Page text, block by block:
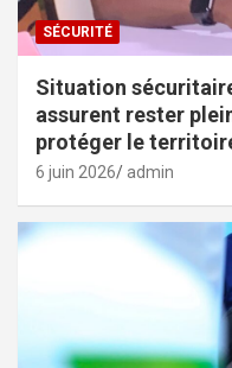
SÉCURITÉ
Situation sécuritaire
assurent rester
protéger le
6 juin 2026 admin